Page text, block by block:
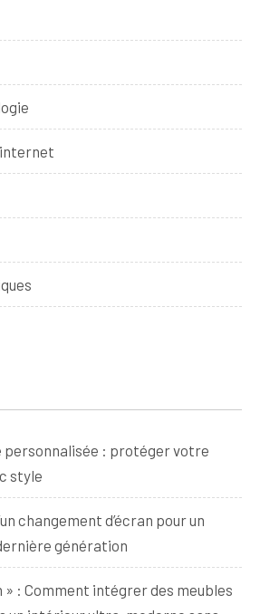
personnalisée : protéger votre
style
changement d’écran pour un
génération
» : Comment intégrer des meubles